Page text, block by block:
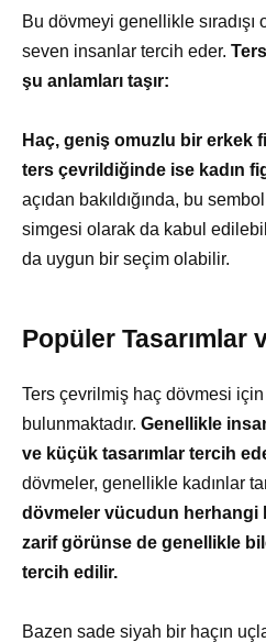
Bu dövmeyi genellikle sıradışı
seven insanlar tercih eder.
şu anlamları taşır:
Haç, geniş omuzlu bir erkek
ters çevrildiğinde ise kadın
açıdan bakıldığında, bu
simgesi olarak da kabul
da uygun bir seçim olabilir.
Popüler Tasarımlar
Ters çevrilmiş haç dövmesi
bulunmaktadır. Genellikle
ve küçük tasarımlar tercih
dövmeler, genellikle kadınlar
dövmeler vücudun herhangi
zarif görünse de genellikle
tercih edilir.
Bazen sade siyah bir haçın